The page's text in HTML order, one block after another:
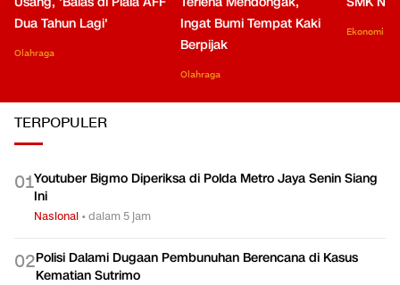
Dua Tahun Lagi'
Olahraga
Ingat Bumi Tempat Kaki
Berpijak
Olahraga
Ekonomi
TERPOPULER
01Youtuber Bigmo Diperiksa di Polda Metro Jaya Senin Siang
Ini
Nasional •dalam 5 jam
02Polisi Dalami Dugaan Pembunuhan Berencana di Kasus
Kematian Sutrimo